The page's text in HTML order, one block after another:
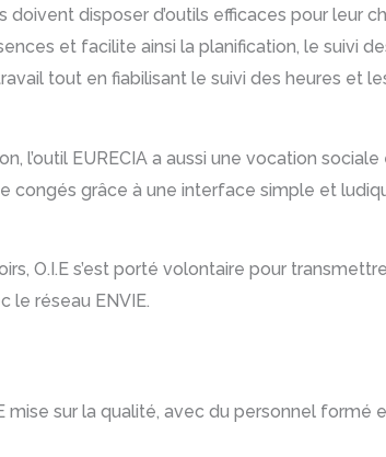
disposer d’outils efficaces pour leur
et facilite ainsi la planification, le suivi
tout en fiabilisant le suivi des heures et
l’outil EURECIA a aussi une vocation
congés grâce à une interface simple et
O.I.E s’est porté volontaire pour
le réseau ENVIE.
mise sur la qualité, avec du personnel formé